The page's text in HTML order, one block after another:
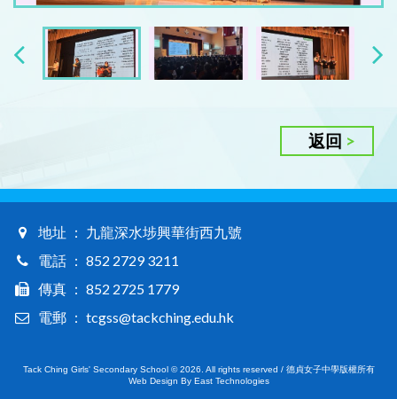
返回
地址 ： 九龍深水埗興華街西九號
電話 ： 852 2729 3211
傳真 ： 852 2725 1779
電郵 ： tcgss@tackching.edu.hk
Tack Ching Girls' Secondary School © 2026. All rights reserved / 德貞女子中學版權所有
Web Design By East Technologies